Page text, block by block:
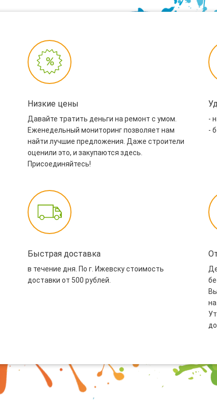
Низкие цены
Давайте тратить деньги на ремонт с умом.
Еженедельный мониторинг позволяет нам
найти лучшие предложения. Даже строители
оценили это, и закупаются здесь.
Присоединяйтесь!
-
-
Быстрая доставка
в течение дня. По г. Ижевску стоимость
доставки от 500 рублей.